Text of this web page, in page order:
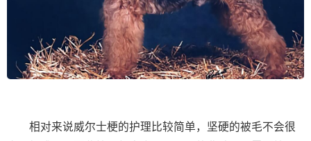
相对来说威尔士梗的护理比较简单，坚硬的被毛不会很